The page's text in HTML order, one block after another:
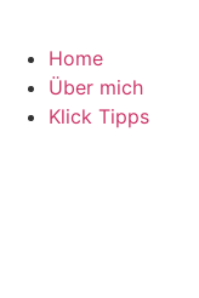
Home
Über mich
Klick Tipps